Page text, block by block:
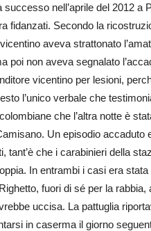
successo nell’aprile del 2012
fidanzati. Secondo la
aveva strattonato
poi non aveva segnalato
vicentino per lesioni,
l’unico verbale che
che l’altra notte è
Un episodio
tant’è che i carabinieri della
In entrambi i casi era
fuori di sé per la
uccisa. La pattuglia
in caserma il giorno